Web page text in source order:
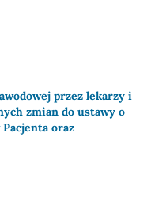
przez lekarzy i
zmian do ustawy o
oraz